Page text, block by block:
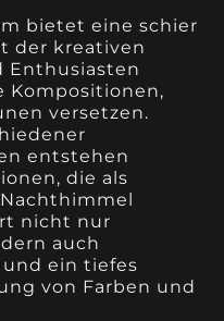
bietet eine schier
der kreativen
Enthusiasten
Kompositionen,
versetzen.
entstehen
die als
nicht nur
auch
ein tiefes
von Farben und